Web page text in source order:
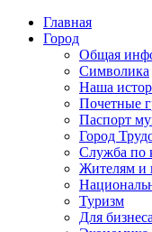
Главная
Город
Общая
Символика
Наша
Почетные
Паспорт
Город
Служба по
Жителям и
Туризм
Для бизнеса